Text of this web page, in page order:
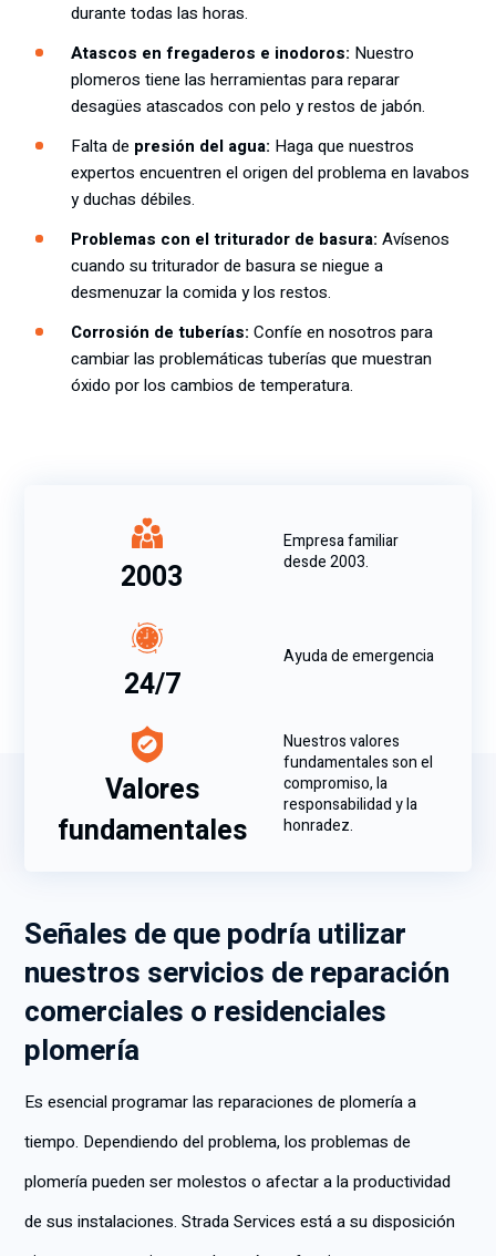
durante todas las horas.
Atascos en fregaderos e inodoros: Nuestro
plomeros tiene las herramientas para reparar
desagües atascados con pelo y restos de jabón.
Falta de presión del agua: Haga que nuestros
expertos encuentren el origen del problema en lavabos
y duchas débiles.
Problemas con el triturador de basura: Avísenos
cuando su triturador de basura se niegue a
desmenuzar la comida y los restos.
Corrosión de tuberías: Confíe en nosotros para
cambiar las problemáticas tuberías que muestran
óxido por los cambios de temperatura.
2003
Empresa familiar
desde 2003.
24/7
Ayuda de emergencia
Valores
fundamentales
Nuestros valores
fundamentales son el
compromiso, la
responsabilidad y la
honradez.
Señales de que podría utilizar
nuestros servicios de reparación
comerciales o residenciales
plomería
Es esencial programar las reparaciones de plomería a
tiempo. Dependiendo del problema, los problemas de
plomería pueden ser molestos o afectar a la productividad
de sus instalaciones. Strada Services está a su disposición